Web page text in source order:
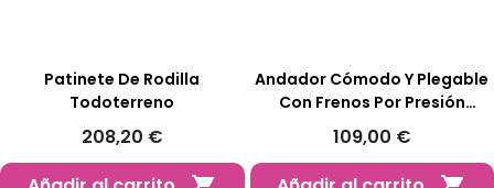
Patinete De Rodilla
Todoterreno
208,20 €
Andador Cómodo Y Plegable
Con Frenos Por Presión
Playcare W05
109,00 €